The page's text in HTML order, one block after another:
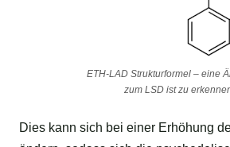
ETH-LAD Strukturformel – eine
zum LSD ist zu
Dies kann sich bei einer Erhöhung